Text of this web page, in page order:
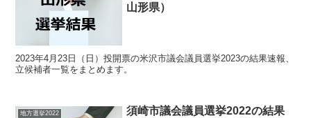
山形県）
2023年4月23日（日）投開票の米沢市議会議員選挙2023の結果速報、
立候補者一覧をまとめます。
地方選挙2022
須崎市議会議員選挙2022の結果